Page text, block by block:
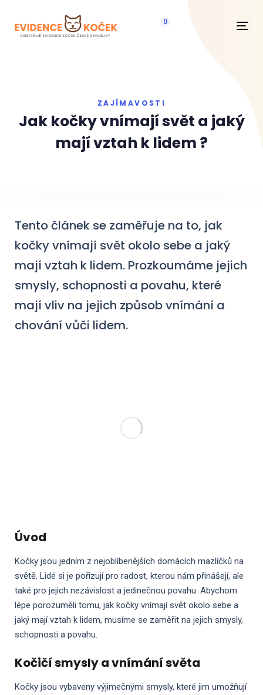
0
ZAJÍMAVOSTI
Jak kočky vnímají svět a jaký
mají vztah k lidem ?
Tento článek se zaměřuje na to, jak
kočky vnímají svět okolo sebe a jaký
mají vztah k lidem. Prozkoumáme jejich
smysly, schopnosti a povahu, které
mají vliv na jejich způsob vnímání a
chování vůči lidem.
Úvod
Kočky jsou jedním z nejoblíbenějších domácích mazlíčků na
světě. Lidé si je pořizují pro radost, kterou nám přinášejí, ale
také pro jejich nezávislost a jedinečnou povahu. Abychom
lépe porozuměli tomu, jak kočky vnímají svět okolo sebe a
jaký mají vztah k lidem, musíme se zaměřit na jejich smysly,
schopnosti a povahu.
Kočičí smysly a vnímání světa
Kočky jsou vybaveny výjimečnými smysly, které jim umožňují